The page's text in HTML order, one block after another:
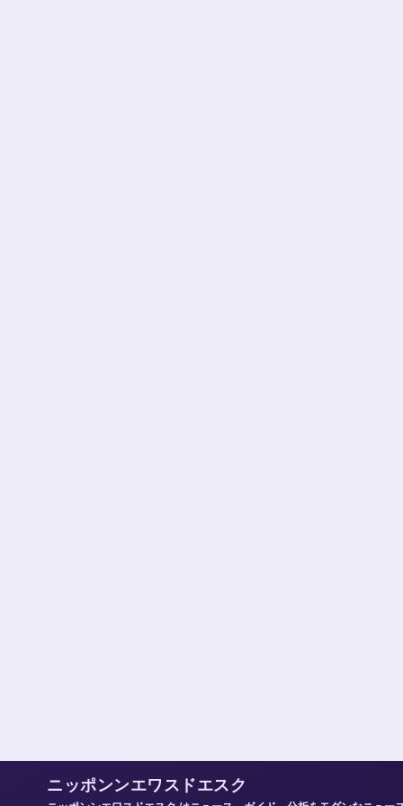
ニッポンンエワスドエスク